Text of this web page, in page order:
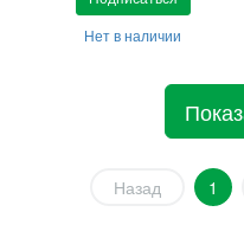
Нет в наличии
Назад 1